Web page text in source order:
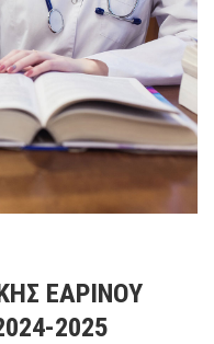
ΕΑΡΙΝΟΥ
2025